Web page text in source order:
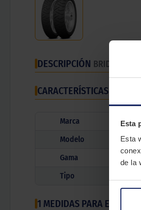
Esta
Esta
de la
DESCRIPCIÓN
CARACTERÍSTICAS
Marca
Modelo
Gama
Tipo
1 MEDIDAS PARA EL